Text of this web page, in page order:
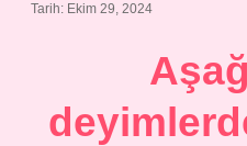
Tarih: Ekim 29, 2024